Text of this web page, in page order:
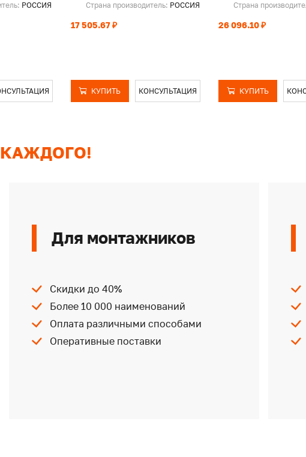
РОССИЯ
Страна производитель: РОССИЯ
17 505.67 ₽
КУПИТЬ КОНСУЛЬТАЦИЯ
Страна
26 096.10 ₽
КУПИТЬ
Для монтажников
Скидки до 40%
Более 10 000 наименований
Оплата различными способами
Оперативные поставки